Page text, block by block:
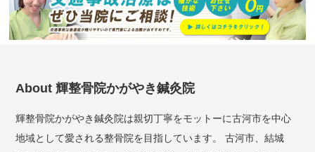
About 輝整骨院かがやき鍼灸院
輝整骨院かがやき鍼灸院は親切丁寧をモットーに古河市を中心
地域として愛される整骨院を目指しています。 古河市、結城